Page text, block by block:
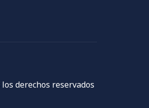
derechos reservados